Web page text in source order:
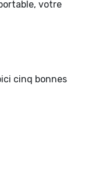
votre
cinq bonnes